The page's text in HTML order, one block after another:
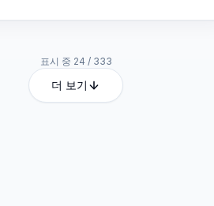
표시 중 24 / 333
더 보기